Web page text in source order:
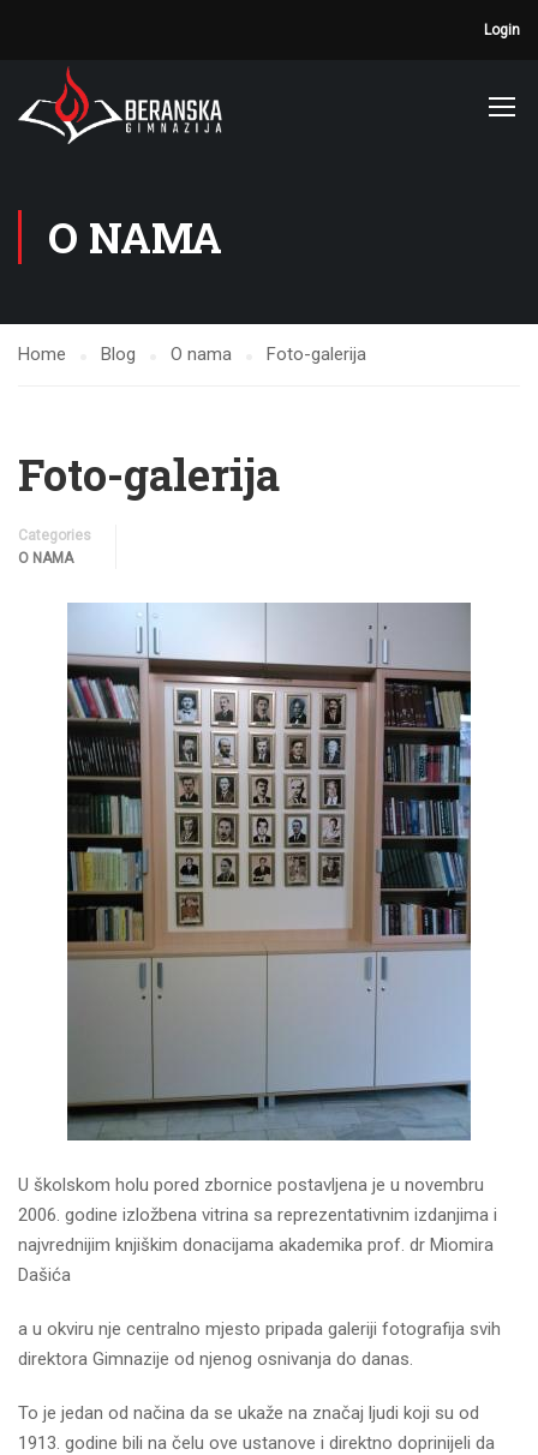
Login
O NAMA
Home Blog O nama Foto-galerija
Foto-galerija
Categories
O NAMA
U školskom holu pored zbornice postavljena je u novembru
2006. godine izložbena vitrina sa reprezentativnim izdanjima i
najvrednijim knjiškim donacijama akademika prof. dr Miomira
Dašića
a u okviru nje centralno mjesto pripada galeriji fotografija svih
direktora Gimnazije od njenog osnivanja do danas.
To je jedan od načina da se ukaže na značaj ljudi koji su od
1913. godine bili na čelu ove ustanove i direktno doprinijeli da